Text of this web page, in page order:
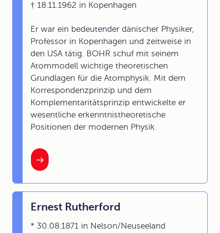
† 18.11.1962 in Kopenhagen
Er war ein bedeutender dänischer Physiker,
Professor in Kopenhagen und zeitweise in
den USA tätig. BOHR schuf mit seinem
Atommodell wichtige theoretischen
Grundlagen für die Atomphysik. Mit dem
Korrespondenzprinzip und dem
Komplementaritätsprinzip entwickelte er
wesentliche erkenntnistheoretische
Positionen der modernen Physik.
Ernest Rutherford
* 30.08.1871 in Nelson/Neuseeland